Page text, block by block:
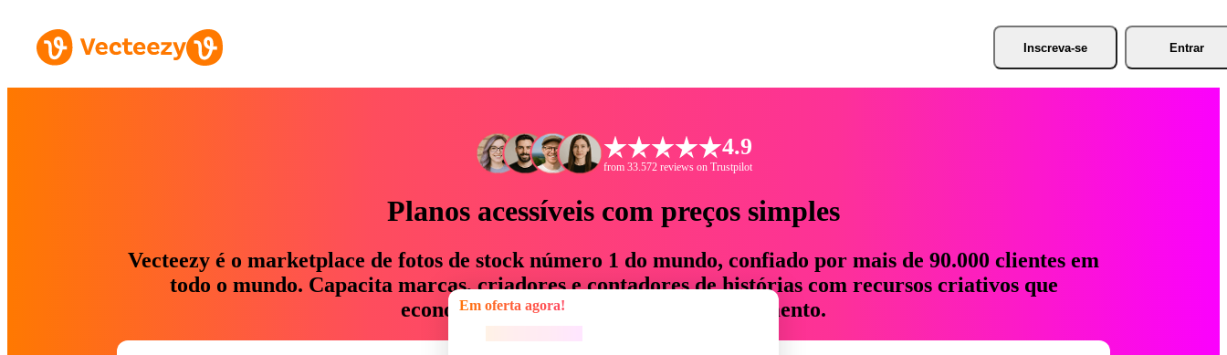
Inscreva-se Entrar
4.9
from 33.572 reviews on Trustpilot
Planos acessíveis com preços simples
Vecteezy é o marketplace de fotos de stock número 1 do mundo, confiado por mais de 90.000 clientes em
todo o mundo. Capacita marcas, criadores e contadores de histórias com recursos criativos que
economizam até 76% em tempo e orçamento.
Em oferta agora!